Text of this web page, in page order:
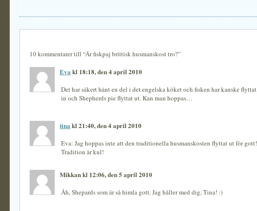
10 kommentarer till “Är fiskpaj brittisk husmanskost tro?”
Eva kl 18:18, den 4 april 2010
Det har säkert hänt en del i det engelska köket och fisken har kanske flyttat
in och Shepherds pie flyttat ut. Kan man hoppas…
tina kl 21:40, den 4 april 2010
Eva: Jag hoppas inte att den traditionella husmanskosten flyttat ut för gott!
Tradition är kul!
Mikkan kl 12:06, den 5 april 2010
Åh, Shepards som är så himla gott. Jag håller med dig, Tina! :)